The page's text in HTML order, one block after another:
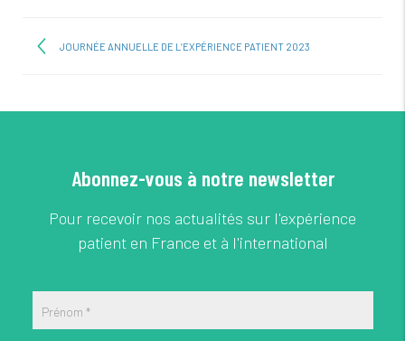
JOURNÉE ANNUELLE DE L’EXPÉRIENCE PATIENT 2023
Abonnez-vous à notre newsletter
Pour recevoir nos actualités sur l'expérience
patient en France et à l'international
Prénom *